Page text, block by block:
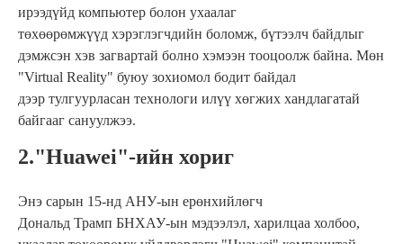
ирээдүйд компьютер болон ухаалаг
төхөөрөмжүүд хэрэглэгчдийн боломж, бүтээлч байдлыг
дэмжсэн хэв загвартай болно хэмээн тооцоолж байна. Мөн
"Virtual Reality" буюу зохиомол бодит байдал
дээр тулгуурласан технологи илүү хөгжих хандлагатай
байгааг сануулжээ.
2."Huawei"-ийн хориг
Энэ сарын 15-нд АНУ-ын ерөнхийлөгч
Дональд Трамп БНХАУ-ын мэдээлэл, харилцаа холбоо,